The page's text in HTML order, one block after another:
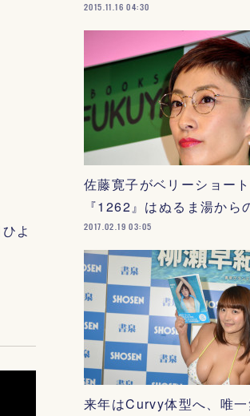
よ
2015.11.16 04:30
佐藤寛子がベリーショー
『1262』はぬるま湯から
2017.02.19 03:05
来年はCurvy体型へ、唯